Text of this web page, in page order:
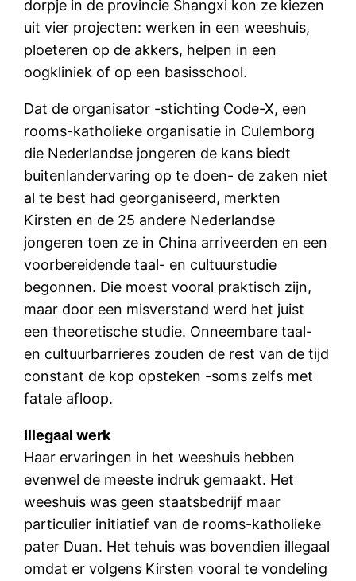
dorpje in de provincie Shangxi kon ze kiezen
uit vier projecten: werken in een weeshuis,
ploeteren op de akkers, helpen in een
oogkliniek of op een basisschool.
Dat de organisator -stichting Code-X, een
rooms-katholieke organisatie in Culemborg
die Nederlandse jongeren de kans biedt
buitenlandervaring op te doen- de zaken niet
al te best had georganiseerd, merkten
Kirsten en de 25 andere Nederlandse
jongeren toen ze in China arriveerden en een
voorbereidende taal- en cultuurstudie
begonnen. Die moest vooral praktisch zijn,
maar door een misverstand werd het juist
een theoretische studie. Onneembare taal-
en cultuurbarrieres zouden de rest van de tijd
constant de kop opsteken -soms zelfs met
fatale afloop.
Illegaal werk
Haar ervaringen in het weeshuis hebben
evenwel de meeste indruk gemaakt. Het
weeshuis was geen staatsbedrijf maar
particulier initiatief van de rooms-katholieke
pater Duan. Het tehuis was bovendien illegaal
omdat er volgens Kirsten vooral te vondeling